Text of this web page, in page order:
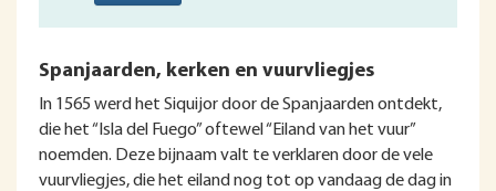
Spanjaarden, kerken en vuurvliegjes
In 1565 werd het Siquijor door de Spanjaarden ontdekt,
die het “Isla del Fuego” oftewel “Eiland van het vuur”
noemden. Deze bijnaam valt te verklaren door de vele
vuurvliegjes, die het eiland nog tot op vandaag de dag in